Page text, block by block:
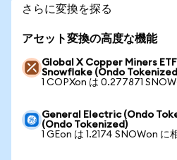
さらに変換を探る
アセット変換の高度な機能
Global X Copper Miners
Snowflake (Ondo
1 COPXon は 0.277871
General Electric (Ondo
(Ondo Tokenized)
1 GEon は 1.2174 SNOWon に